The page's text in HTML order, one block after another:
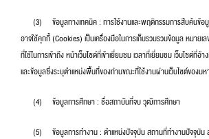
(3) ข้อมูลทางเทคนิค : การใช้งานและพฤติกรรมการสืบค้นข้อมู
อาจใช้คุกกี้ (Cookies) เป็นเครื่องมือในการเก็บรวมรวมข้อมูล หมายเล
ที่ใช้ในการเข้าถึง หน้าเว็บไซต์ที่เข้าเยี่ยมชม เวลาที่เยี่ยมชม เว็บไซต์ที่อ้
และข้อมูลซึ่งระบุตำแหน่งพื้นที่ของท่านขณะที่ใช้งานผ่านเว็บไซต์ของม
(4) ข้อมูลการศึกษา : ชื่อสถาบันที่จบ วุฒิการศึกษา
(5) ข้อมูลการทำงาน : ตำแหน่งปัจจุบัน สถานที่ทำงานปัจจุบัน